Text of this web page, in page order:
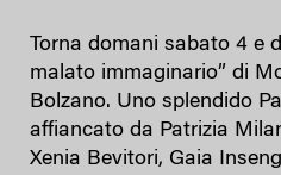
Torna domani sabato 4 e
malato immaginario” di
Bolzano. Uno splendido
affiancato da Patrizia
Xenia Bevitori, Gaia